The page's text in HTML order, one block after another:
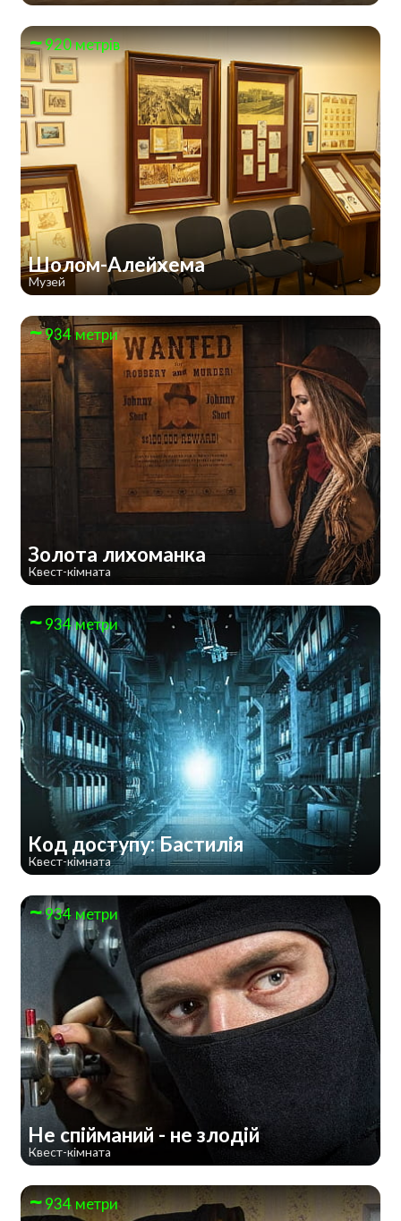
920 метрів
Шолом-Алейхема
Музей
934 метри
Золота лихоманка
Квест-кімната
934 метри
Код доступу: Бастилія
Квест-кімната
934 метри
Не спійманий - не злодій
Квест-кімната
934 метри